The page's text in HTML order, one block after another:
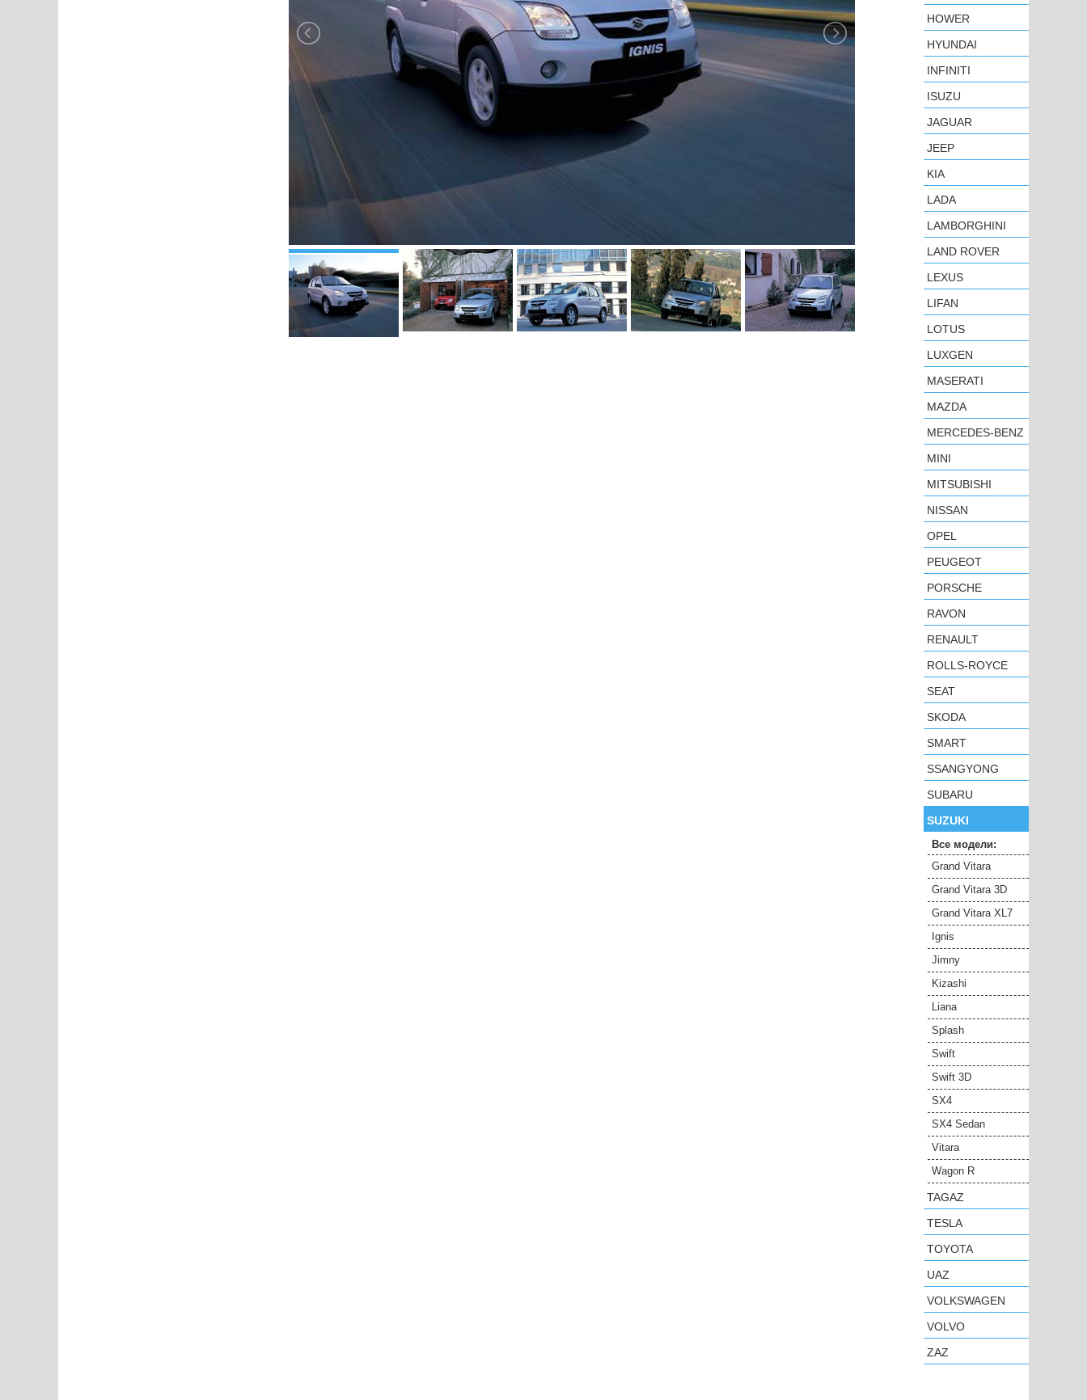
HOWER
HYUNDAI
INFINITI
ISUZU
JAGUAR
JEEP
KIA
LADA
LAMBORGHINI
LAND ROVER
LEXUS
LIFAN
LOTUS
LUXGEN
MASERATI
MAZDA
MERCEDES-BENZ
MINI
MITSUBISHI
NISSAN
OPEL
PEUGEOT
PORSCHE
RAVON
RENAULT
ROLLS-ROYCE
SEAT
SKODA
SMART
SSANGYONG
SUBARU
SUZUKI
Все модели:
Grand Vitara
Grand Vitara 3D
Grand Vitara XL7
Ignis
Jimny
Kizashi
Liana
Splash
Swift
Swift 3D
SX4
SX4 Sedan
Vitara
Wagon R
TAGAZ
TESLA
TOYOTA
UAZ
VOLKSWAGEN
VOLVO
ZAZ